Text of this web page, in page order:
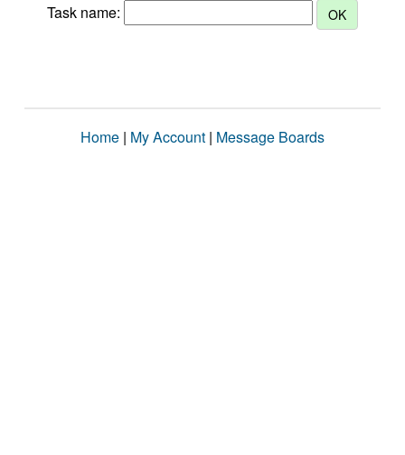
Task name:
Home | My Account | Message Boards